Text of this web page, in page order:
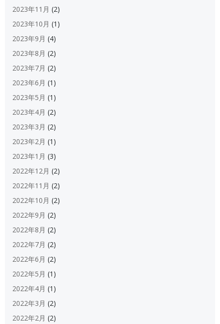
2023年11月 (2)
2023年10月 (1)
2023年9月 (4)
2023年8月 (2)
2023年7月 (2)
2023年6月 (1)
2023年5月 (1)
2023年4月 (2)
2023年3月 (2)
2023年2月 (1)
2023年1月 (3)
2022年12月 (2)
2022年11月 (2)
2022年10月 (2)
2022年9月 (2)
2022年8月 (2)
2022年7月 (2)
2022年6月 (2)
2022年5月 (1)
2022年4月 (1)
2022年3月 (2)
2022年2月 (2)